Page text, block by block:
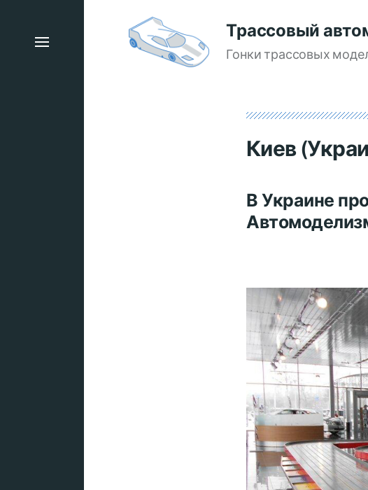
Трассовый
Гонки трассовых
Киев
В Украине